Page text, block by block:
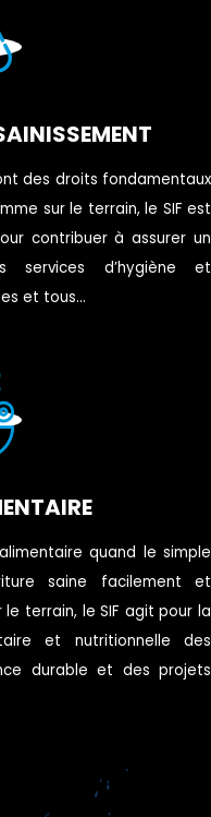
des droits fondamentaux
sur le terrain, le SIF est
contribuer à assurer un
d’hygiène et
et tous...
quand le simple
saine facilement et
terrain, le SIF agit pour la
et nutritionnelle des
durable et des projets